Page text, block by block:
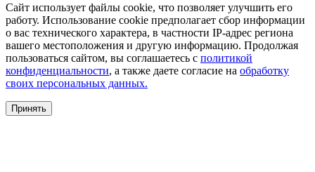
Сайт использует файлы cookie, что позволяет улучшить его
работу. Использование cookie предполагает сбор информации
о вас технического характера, в частности IP-адрес региона
вашего местоположения и другую информацию. Продолжая
пользоваться сайтом, вы соглашаетесь с политикой
конфиденциальности, а также даете согласие на обработку
своих персональных данных.
Принять